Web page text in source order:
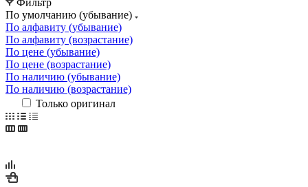
Фильтр
По умолчанию (убывание)
По алфавиту (убывание)
По алфавиту (возрастание)
По цене (убывание)
По цене (возрастание)
По наличию (убывание)
По наличию (возрастание)
Только оригинал